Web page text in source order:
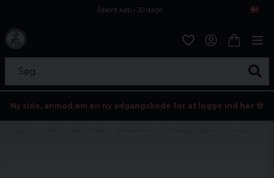
Åbent køb i 30 dage
Søg...
Ny side, anmod om en ny adgangskode for at logge ind her 💀